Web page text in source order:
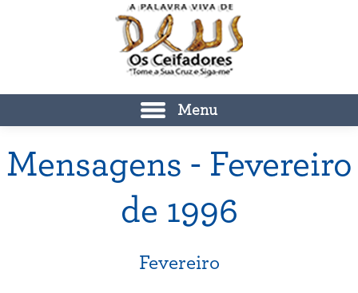
Menu
Mensagens - Fevereiro
de 1996
Fevereiro